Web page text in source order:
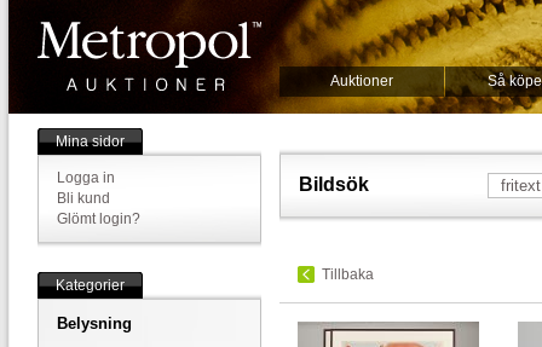
Auktioner Så
Mina sidor
Logga in
Bli kund
Glömt login?
Kategorier
Belysning
Bildsök
Tillbaka